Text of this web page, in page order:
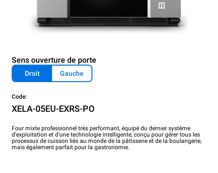
Sens ouverture de porte
Droit Gauche
Code:
XELA-05EU-EXRS-PO
Four mixte professionnel très performant, équipé du dernier système
d'exploitation et d'une technologie intelligente, conçu pour gérer tous les
processus de cuisson liés au monde de la pâtisserie et de la boulangerie,
mais également parfait pour la gastronomie.